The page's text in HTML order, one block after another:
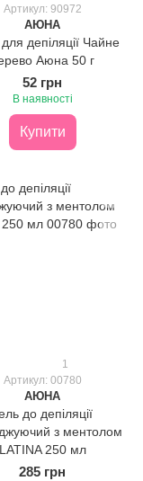
Артикул: 90972
АЮНА
депіляції Чайне
Аюна 50 г
52 грн
В наявності
Купити
1
Артикул: 00780
АЮНА
до депіляції
з ментолом
LATINA 250 мл
285 грн